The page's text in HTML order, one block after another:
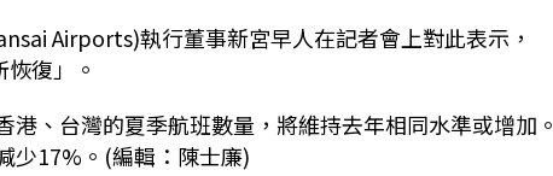
Airports)執行董事新宮早人在記者會上對此表示，
復」。
、台灣的夏季航班數量，將維持去年相同水準或增加。
少17%。(編輯：陳士廉)